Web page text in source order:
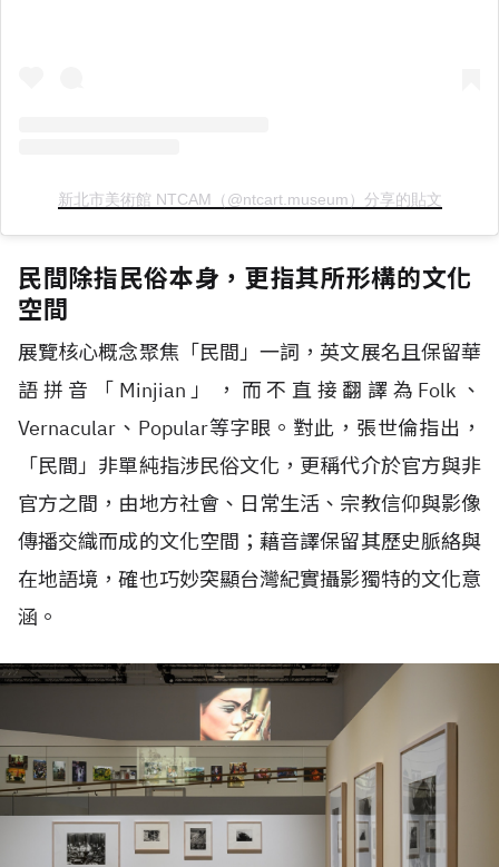
新北市美術館 NTCAM（@ntcart.museum）分享的貼文
民間除指民俗本身，更指其所形構的文化
空間
展覽核心概念聚焦「民間」一詞，英文展名且保留華
語拼音「Minjian」，而不直接翻譯為Folk、
Vernacular、Popular等字眼。對此，張世倫指出，
「民間」非單純指涉民俗文化，更稱代介於官方與非
官方之間，由地方社會、日常生活、宗教信仰與影像
傳播交織而成的文化空間；藉音譯保留其歷史脈絡與
在地語境，確也巧妙突顯台灣紀實攝影獨特的文化意
涵。